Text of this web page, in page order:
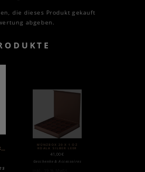
die dieses Produkt gekauft
abgeben.
MÜNZBOX 20 X 1 OZ
KOALA SILBER LEER
41,00€
Geschenke & Accessoires